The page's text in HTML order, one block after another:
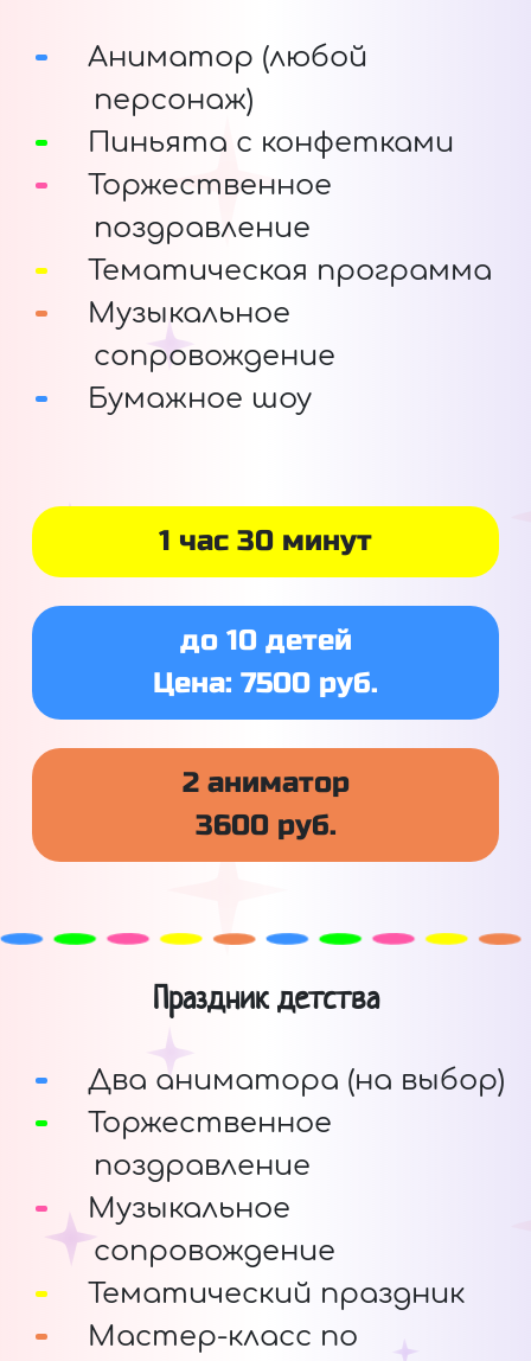
Аниматор (любой
персонаж)
Пиньята с конфетками
Торжественное
поздравление
Тематическая программа
Музыкальное
сопровождение
Бумажное шоу
1 час 30 минут
до 10 детей
Цена: 7500 руб.
2 аниматор
3600 руб.
Праздник детства
Два аниматора (на выбор)
Торжественное
поздравление
Музыкальное
сопровождение
Тематический праздник
Мастер-класс по